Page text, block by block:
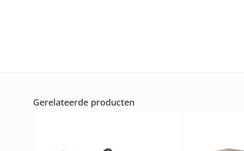
Gerelateerde producten